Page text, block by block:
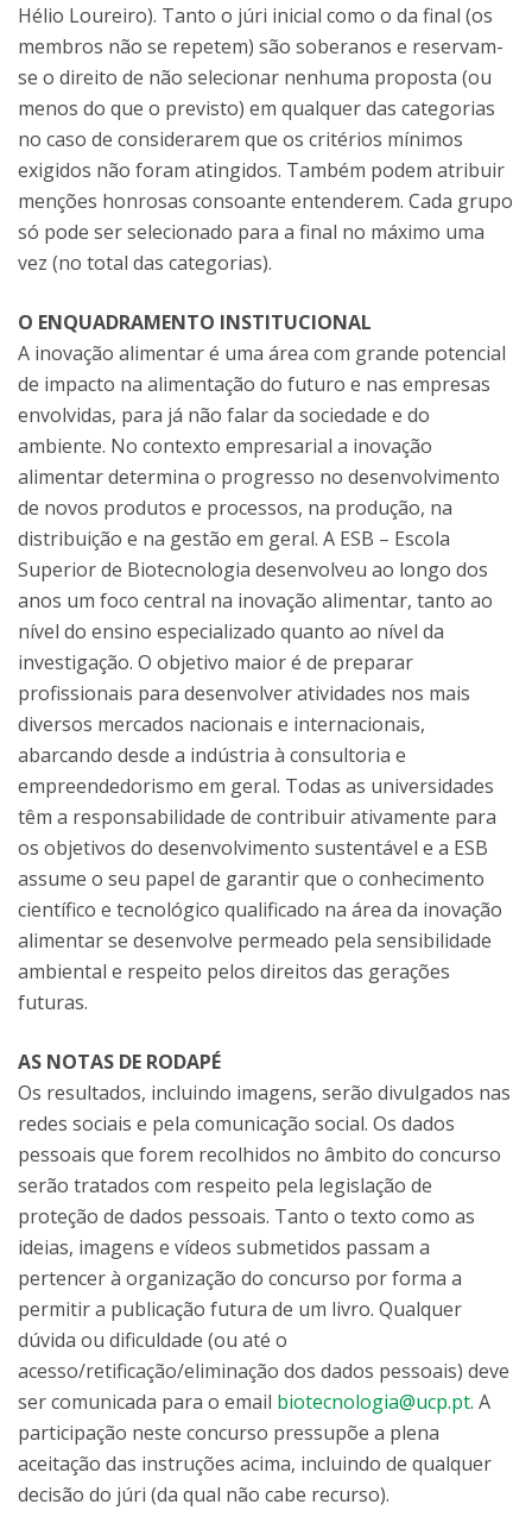
Hélio Loureiro). Tanto o júri inicial como o da final (os
membros não se repetem) são soberanos e reservam-
se o direito de não selecionar nenhuma proposta (ou
menos do que o previsto) em qualquer das categorias
no caso de considerarem que os critérios mínimos
exigidos não foram atingidos. Também podem atribuir
menções honrosas consoante entenderem. Cada grupo
só pode ser selecionado para a final no máximo uma
vez (no total das categorias).
O ENQUADRAMENTO INSTITUCIONAL
A inovação alimentar é uma área com grande potencial
de impacto na alimentação do futuro e nas empresas
envolvidas, para já não falar da sociedade e do
ambiente. No contexto empresarial a inovação
alimentar determina o progresso no desenvolvimento
de novos produtos e processos, na produção, na
distribuição e na gestão em geral. A ESB – Escola
Superior de Biotecnologia desenvolveu ao longo dos
anos um foco central na inovação alimentar, tanto ao
nível do ensino especializado quanto ao nível da
investigação. O objetivo maior é de preparar
profissionais para desenvolver atividades nos mais
diversos mercados nacionais e internacionais,
abarcando desde a indústria à consultoria e
empreendedorismo em geral. Todas as universidades
têm a responsabilidade de contribuir ativamente para
os objetivos do desenvolvimento sustentável e a ESB
assume o seu papel de garantir que o conhecimento
científico e tecnológico qualificado na área da inovação
alimentar se desenvolve permeado pela sensibilidade
ambiental e respeito pelos direitos das gerações
futuras.
AS NOTAS DE RODAPÉ
Os resultados, incluindo imagens, serão divulgados nas
redes sociais e pela comunicação social. Os dados
pessoais que forem recolhidos no âmbito do concurso
serão tratados com respeito pela legislação de
proteção de dados pessoais. Tanto o texto como as
ideias, imagens e vídeos submetidos passam a
pertencer à organização do concurso por forma a
permitir a publicação futura de um livro. Qualquer
dúvida ou dificuldade (ou até o
acesso/retificação/eliminação dos dados pessoais) deve
ser comunicada para o email biotecnologia@ucp.pt. A
participação neste concurso pressupõe a plena
aceitação das instruções acima, incluindo de qualquer
decisão do júri (da qual não cabe recurso).